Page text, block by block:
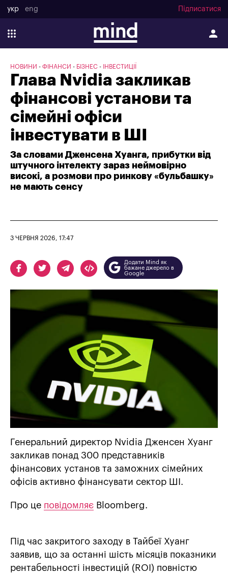
укр eng Підписатися
НОВИНИ ФІНАНСИ БІЗНЕС ІНВЕСТИЦІЇ
Глава Nvidia закликав
фінансові установи та
сімейні офіси
інвестувати в ШІ
За словами Дженсена Хуанга, прибутки від
штучного інтелекту зараз неймовірно
високі, а розмови про ринкову «бульбашку»
не мають сенсу
3 ЧЕРВНЯ 2026, 17:47
Додати Mind як
бажане джерело в
Google
Генеральний директор Nvidia Дженсен Хуанг
закликав понад 300 представників
фінансових установ та заможних сімейних
офісів активно фінансувати сектор ШІ.
Про це повідомляє Bloomberg.
Під час закритого заходу в Тайбеї Хуанг
заявив, що за останні шість місяців показники
рентабельності інвестицій (ROI) повністю